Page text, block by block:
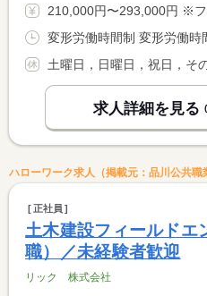
210,000円〜293,000円 ※フルタイム求人の場合は月額（換
土曜日，日曜日，祝日，そ
求人詳細を見る
ハローワーク求人（掲載元：品川公共職
正社員
土木建設フィールドエ
職）／未経験者歓迎
リック 株式会社